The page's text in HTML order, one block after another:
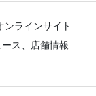
ラインサイト
ス、店舗情報